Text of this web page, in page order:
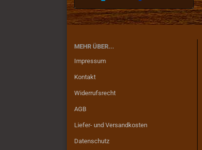
MEHR ÜBER...
Impressum
Kontakt
Widerrufsrecht
AGB
Liefer- und Versandkosten
Datenschutz